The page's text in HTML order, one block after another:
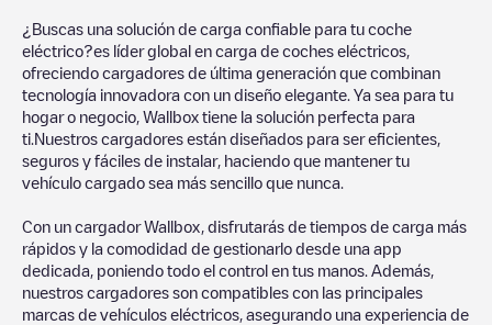
¿Buscas una solución de carga confiable para tu coche
eléctrico?es líder global en carga de coches eléctricos,
ofreciendo cargadores de última generación que combinan
tecnología innovadora con un diseño elegante. Ya sea para tu
hogar o negocio, Wallbox tiene la solución perfecta para
ti.Nuestros cargadores están diseñados para ser eficientes,
seguros y fáciles de instalar, haciendo que mantener tu
vehículo cargado sea más sencillo que nunca.
Con un cargador Wallbox, disfrutarás de tiempos de carga más
rápidos y la comodidad de gestionarlo desde una app
dedicada, poniendo todo el control en tus manos. Además,
nuestros cargadores son compatibles con las principales
marcas de vehículos eléctricos, asegurando una experiencia de